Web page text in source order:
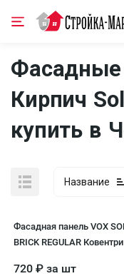
Фасадные
Кирпич
купить в
Название
Фасадная панель VOX
BRICK REGULAR Ковентри
720 ₽ за шт